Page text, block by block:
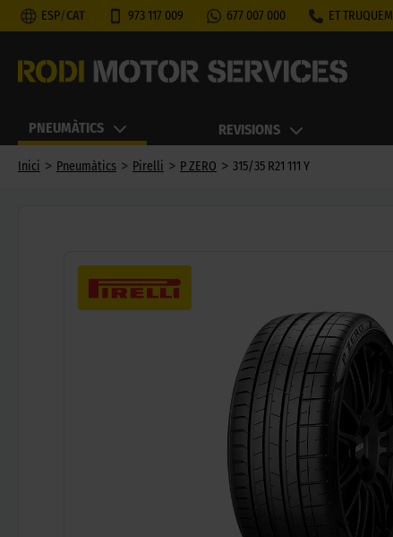
ESP/CAT 973 117 009 677 007 000 ET
PNEUMÀTICS REVISIONS
Inici > Pneumàtics > Pirelli > P ZERO > 315/35 R21 111 Y